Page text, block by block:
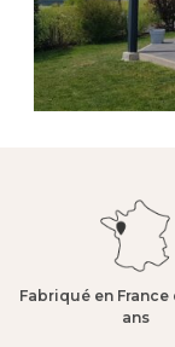
Fabriqué en France
ans​